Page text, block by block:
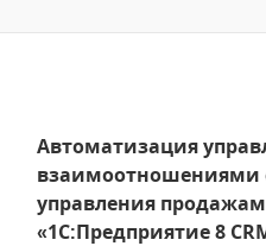
Автоматизация
взаимоотношениями
управления
«1С:Предприятие 8